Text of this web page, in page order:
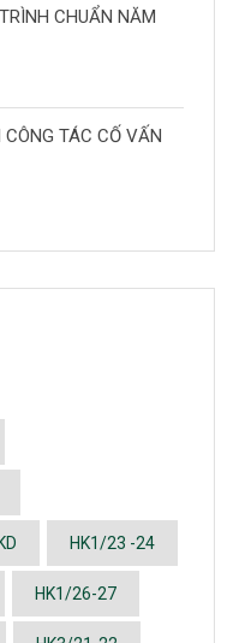
CHUẨN NĂM
TÁC CỐ VẤN
HK1/23 -24
HK1/26-27